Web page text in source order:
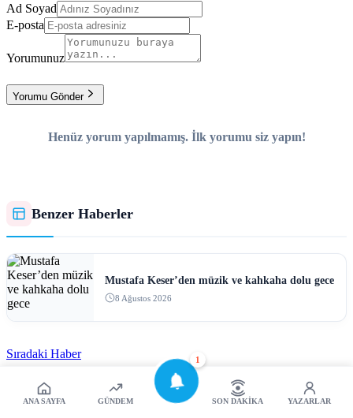
ANA SAYFA GÜNDEM
1
SON DAKIKA YAZARLAR
Ad Soyad
E-posta
Yorumunuz
Yorumu Gönder
Henüz yorum yapılmamış. İlk yorumu siz yapın!
Benzer Haberler
Mustafa Keser’den müzik ve kahkaha dolu gece
8 Ağustos 2026
Sıradaki Haber
Haber yüklenirken bir hata oluştu.